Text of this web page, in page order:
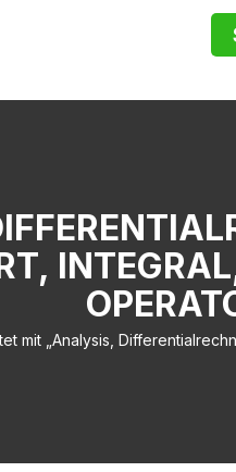
mit „Analysis,